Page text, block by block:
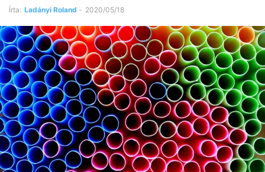
Írta: Ladányi Roland - 2020/05/18